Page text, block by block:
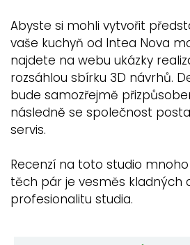
Abyste si mohli vytvořit
vaše kuchyň od Intea Nova
najdete na webu ukázky
rozsáhlou sbírku 3D návrhů.
bude samozřejmě
následně se společnost
servis.
Recenzí na toto studio
těch pár je vesměs kladných
profesionalitu studia.